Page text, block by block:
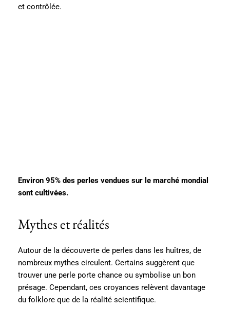
et contrôlée.
Environ 95% des perles vendues sur le marché mondial
sont cultivées.
Mythes et réalités
Autour de la découverte de perles dans les huîtres, de
nombreux mythes circulent. Certains suggèrent que
trouver une perle porte chance ou symbolise un bon
présage. Cependant, ces croyances relèvent davantage
du folklore que de la réalité scientifique.